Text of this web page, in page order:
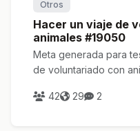
Otros
Hacer un viaje de
animales #19050
Meta generada para
de voluntariado con
42 29 2